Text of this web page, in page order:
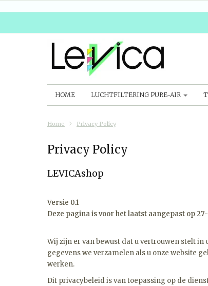
HOME LUCHTFILTERING PURE-AIR
Home Privacy Policy
Privacy Policy
LEVICAshop
Versie 0.1
Deze pagina is voor het laatst aangepast op
Wij zijn er van bewust dat u vertrouwen stelt
gegevens we verzamelen als u onze website
werken.
Dit privacybeleid is van toepassing op de